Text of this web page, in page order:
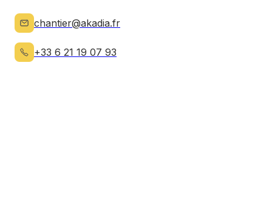
chantier@akadia.fr
+33 6 21 19 07 93